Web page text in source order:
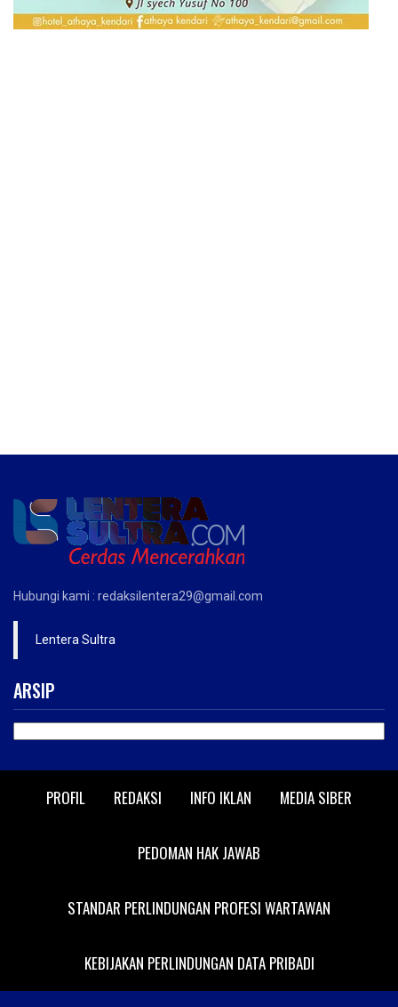
Hubungi kami : redaksilentera29@gmail.com
Lentera Sultra
ARSIP
PROFIL REDAKSI INFO IKLAN MEDIA SIBER
PEDOMAN HAK JAWAB
STANDAR PERLINDUNGAN PROFESI WARTAWAN
KEBIJAKAN PERLINDUNGAN DATA PRIBADI